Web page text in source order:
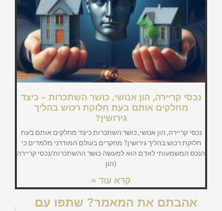
מחלקים אותם בעת חלוקת רכוש בהליך
גירושין?
נכסי קריירה, הון אנושי, כושר השתכרות כיצד מחלקים אותם בעת
חלוקת רכוש בהליך גירושין? מחקרים בעולם המודרני מלמדים כי
הנכס המשמעותי לאדם הוא למעשה כושר ההשתכרות/נכסי קריירה
(הון
קרא עוד »
אהבתם את המאמר? שתפו עם
חברים